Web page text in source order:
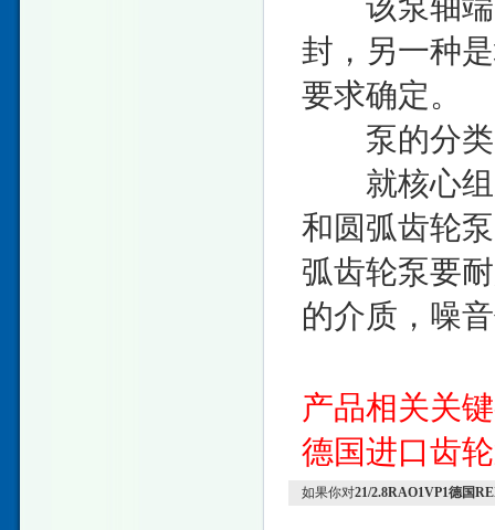
封，另一种
要求确定。
泵的分类
就核心组
和圆弧齿轮
弧齿轮泵要
的介质，噪
产品相关关
德国进口齿
如果你对21/2.8RAO1VP1德国